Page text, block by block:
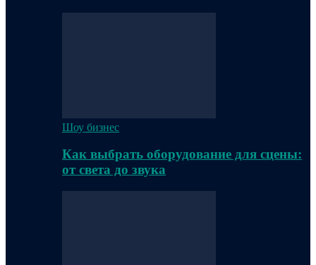
Шоу бизнес
Как выбрать оборудование для сцены:
от света до звука